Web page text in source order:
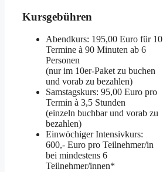
Kursgebühren
Abendkurs: 195,00 Euro für 10
Termine à 90 Minuten ab 6
Personen
(nur im 10er-Paket zu buchen
und vorab zu bezahlen)
Samstagskurs: 95,00 Euro pro
Termin à 3,5 Stunden
(einzeln buchbar und vorab zu
bezahlen)
Einwöchiger Intensivkurs:
600,- Euro pro Teilnehmer/in
bei mindestens 6
Teilnehmer/innen*